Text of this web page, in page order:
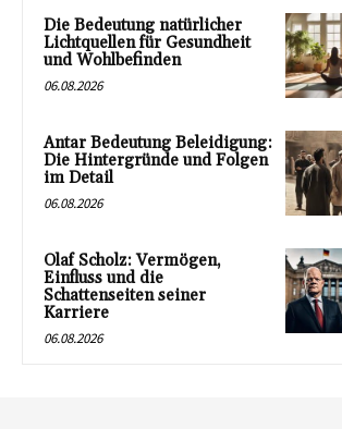
Die Bedeutung natürlicher
Lichtquellen für Gesundheit
und Wohlbefinden
06.08.2026
Antar Bedeutung Beleidigung:
Die Hintergründe und Folgen
im Detail
06.08.2026
Olaf Scholz: Vermögen,
Einfluss und die
Schattenseiten seiner
Karriere
06.08.2026